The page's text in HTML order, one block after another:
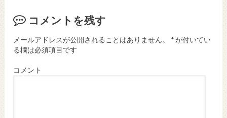
コメントを残す
メールアドレスが公開されることはありません。 *が付いてい
る欄は必須項目です
コメント